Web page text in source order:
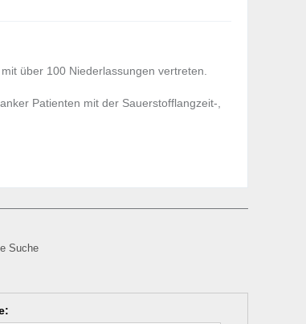
über 100 Niederlassungen vertreten.
Patienten mit der Sauerstofflangzeit-,
Suche
: